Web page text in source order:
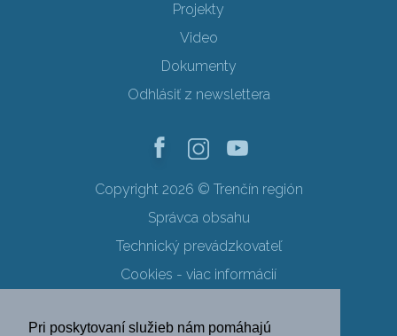
Pri poskytovaní služieb nám pomáhajú
Projekty
Video
Dokumenty
Odhlásiť z newslettera
Copyright 2026 © Trenčín región
Správca obsahu
Technický prevádzkovateľ
Cookies - viac informácií
Ochrana osobných údajov